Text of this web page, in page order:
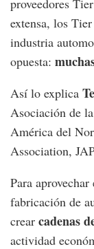
extensa, los
industria
opuesta:
Así lo explica
Asociación de
América del
Association,
Para
fabricación de
crear cadenas
actividad